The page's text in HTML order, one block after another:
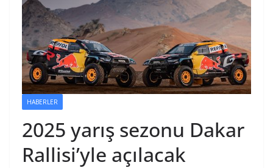
HABERLER
2025 yarış sezonu Dakar
Rallisi’yle açılacak